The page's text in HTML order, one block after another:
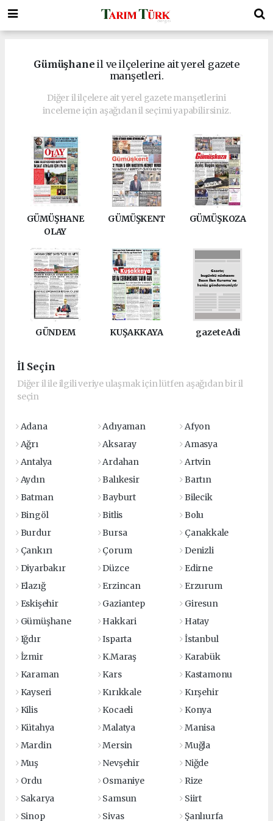
Gümüşhane il ve ilçelerine ait yerel gazete
manşetleri.
Diğer il ilçelere ait yerel gazete manşetlerini
inceleme için aşağıdan il seçimi yapabilirsiniz.
GÜMÜŞHANE
OLAY
GÜMÜŞKENT GÜMÜŞKOZA
GÜNDEM KUŞAKKAYA gazeteAdi
İl Seçin
Diğer il ile ilgili veriye ulaşmak için lütfen aşağıdan bir il
seçin
Adana Adıyaman
Afyon
Ağrı
Aksaray
Amasya
Antalya
Ardahan
Artvin
Aydın
Balıkesir
Bartın
Batman
Bayburt
Bilecik
Bingöl
Bitlis
Bolu
Burdur
Bursa
Çanakkale
Çankırı
Çorum
Denizli
Diyarbakır
Düzce
Edirne
Elazığ
Erzincan
Erzurum
Eskişehir
Gaziantep
Giresun
Gümüşhane
Hakkari
Hatay
Iğdır
Isparta
İstanbul
İzmir
K.Maraş
Karabük
Karaman
Kars
Kastamonu
Kayseri
Kırıkkale
Kırşehir
Kilis
Kocaeli
Konya
Kütahya
Malatya
Manisa
Mardin
Mersin
Muğla
Muş
Nevşehir
Niğde
Ordu
Osmaniye
Rize
Sakarya
Samsun
Siirt
Sinop
Sivas Şanlıurfa